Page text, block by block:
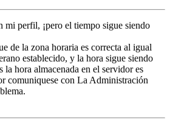
mi perfil, ¡pero el tiempo sigue siendo
de la zona horaria es correcta al igual
establecido, y la hora sigue siendo
la hora almacenada en el servidor es
comuniquese con La Administración